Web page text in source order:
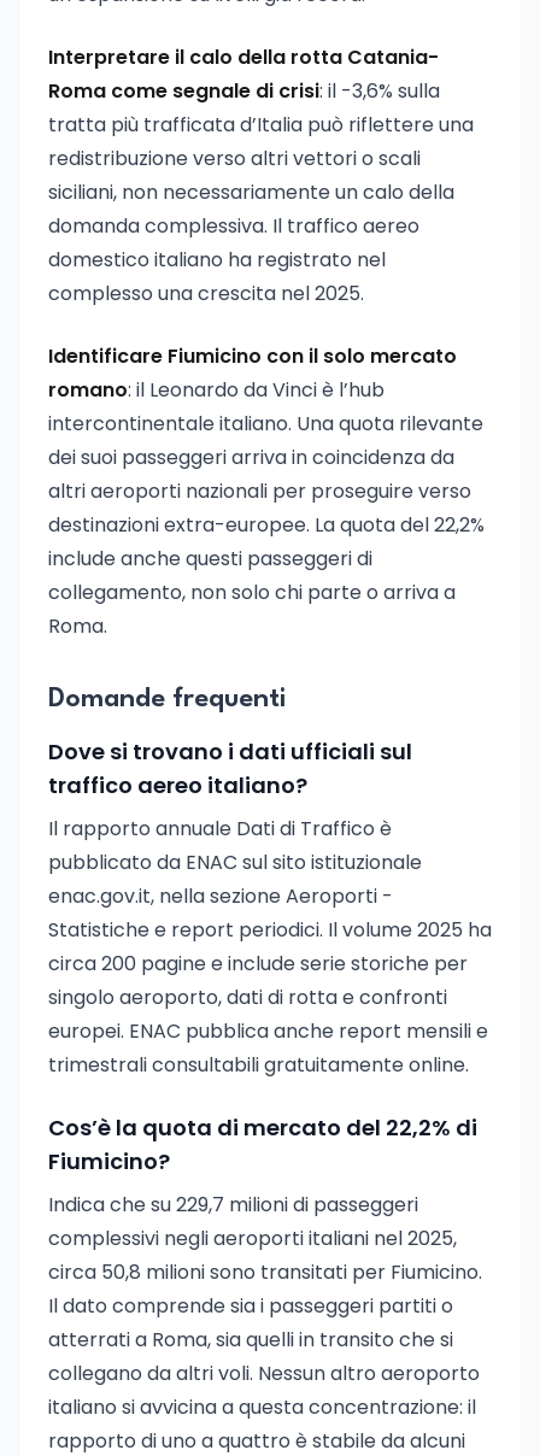
Interpretare il calo della rotta Catania-
Roma come segnale di crisi: il -3,6% sulla
tratta più trafficata d’Italia può riflettere una
redistribuzione verso altri vettori o scali
siciliani, non necessariamente un calo della
domanda complessiva. Il traffico aereo
domestico italiano ha registrato nel
complesso una crescita nel 2025.
Identificare Fiumicino con il solo mercato
romano: il Leonardo da Vinci è l’hub
intercontinentale italiano. Una quota rilevante
dei suoi passeggeri arriva in coincidenza da
altri aeroporti nazionali per proseguire verso
destinazioni extra-europee. La quota del 22,2%
include anche questi passeggeri di
collegamento, non solo chi parte o arriva a
Roma.
Domande frequenti
Dove si trovano i dati ufficiali sul
traffico aereo italiano?
Il rapporto annuale Dati di Traffico è
pubblicato da ENAC sul sito istituzionale
enac.gov.it, nella sezione Aeroporti -
Statistiche e report periodici. Il volume 2025 ha
circa 200 pagine e include serie storiche per
singolo aeroporto, dati di rotta e confronti
europei. ENAC pubblica anche report mensili e
trimestrali consultabili gratuitamente online.
Cos’è la quota di mercato del 22,2% di
Fiumicino?
Indica che su 229,7 milioni di passeggeri
complessivi negli aeroporti italiani nel 2025,
circa 50,8 milioni sono transitati per Fiumicino.
Il dato comprende sia i passeggeri partiti o
atterrati a Roma, sia quelli in transito che si
collegano da altri voli. Nessun altro aeroporto
italiano si avvicina a questa concentrazione: il
rapporto di uno a quattro è stabile da alcuni